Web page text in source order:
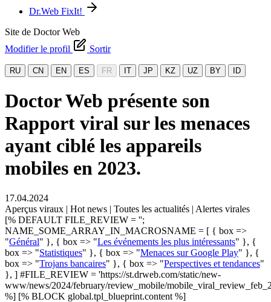
Dr.Web FixIt!
Site de Doctor Web
Modifier le profil
Sortir
RU CN EN ES FR IT JP KZ UZ BY ID
Doctor Web présente son
Rapport viral sur les menaces
ayant ciblé les appareils
mobiles en 2023.
17.04.2024
Aperçus viraux | Hot news | Toutes les actualités | Alertes virales
[% DEFAULT FILE_REVIEW = '';
NAME_SOME_ARRAY_IN_MACROSNAME = [ { box =>
"Général" }, { box => "Les événements les plus intéressants" }, {
box => "Statistiques" }, { box => "Menaces sur Google Play" }, {
box => "Trojans bancaires" }, { box => "Perspectives et tendances"
}, ] #FILE_REVIEW = 'https://st.drweb.com/static/new-
www/news/2024/february/review_mobile/
%] [% BLOCK global.tpl_blueprint.content %]